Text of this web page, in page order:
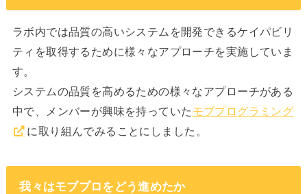
ラボ内では品質の高いシステムを開発できるケイパビリ
ティを取得するために様々なアプローチを実施していま
す。
システムの品質を高めるための様々なアプローチがある
中で、メンバーが興味を持っていた モブプログラミング
に取り組んでみることにしました。
我々はモブプロをどう進めたか